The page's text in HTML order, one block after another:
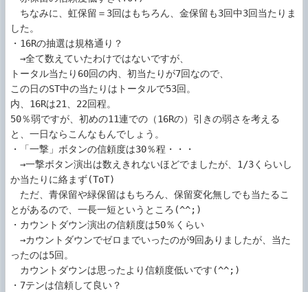
ちなみに、虹保留＝3回はもちろん、金保留も3回中3回当たりま
した。
・16Rの抽選は規格通り？
→全て数えていたわけではないですが、
トータル当たり60回の内、初当たりが7回なので、
この日のST中の当たりはトータルで53回。
内、16Rは21、22回程。
50％弱ですが、初めの11連での（16Rの）引きの弱さを考える
と、一日ならこんなもんでしょう。
・「一撃」ボタンの信頼度は30％程・・・
→一撃ボタン演出は数えきれないほどでましたが、1/3くらいし
か当たりに絡まず(ToT)
ただ、青保留や緑保留はもちろん、保留変化無しでも当たるこ
とがあるので、一長一短というところ(^^;)
・カウントダウン演出の信頼度は50％くらい
→カウントダウンでゼロまでいったのが9回ありましたが、当た
ったのは5回。
カウントダウンは思ったより信頼度低いです(^^;)
・7テンは信頼して良い？